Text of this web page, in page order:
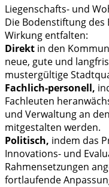
Liegenschafts- und
Die Bodenstiftung des
Wirkung entfalten:
Direkt in den
neue, gute und
mustergültige
Fachlich-personell,
Fachleuten
und Verwaltung an
mitgestalten werden.
Politisch, indem das
Innovations- und
Rahmensetzungen
fortlaufende